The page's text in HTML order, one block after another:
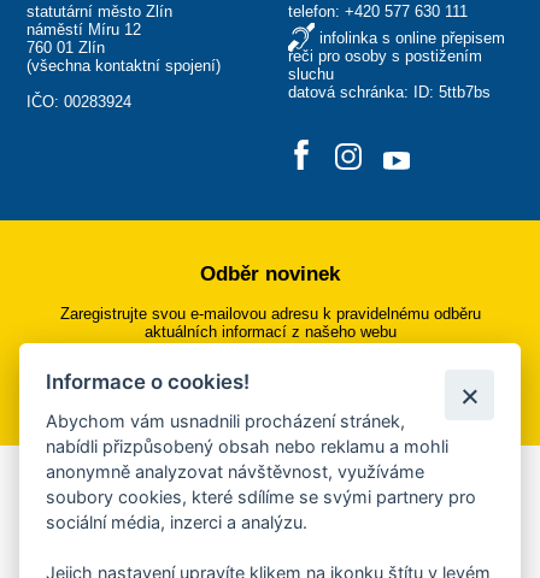
statutární město Zlín
náměstí Míru 12
760 01 Zlín
(všechna kontaktní spojení)
IČO: 00283924
telefon: +420 577 630 111
infolinka s online přepisem
řeči pro osoby s postižením
sluchu
datová schránka: ID: 5ttb7bs
Odběr novinek
Zaregistrujte svou e-mailovou adresu k pravidelnému odběru
aktuálních informací z našeho webu
Přihlásit se k odběru
Aplikace Mobilní rozhlas
Chcete dostávat do svého mobilu či mailu upozornění na
ankety, pozvánky na kulturní a sportovní akce?
Informace o cookies!
Abychom vám usnadnili procházení stránek,
nabídli přizpůsobený obsah nebo reklamu a mohli
anonymně analyzovat návštěvnost, využíváme
soubory cookies, které sdílíme se svými partnery pro
sociální média, inzerci a analýzu.
Jejich nastavení upravíte klikem na ikonku štítu v levém